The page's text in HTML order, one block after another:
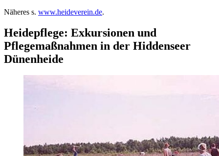
Näheres s. www.heideverein.de.
Heidepflege: Exkursionen und
Pflegemaßnahmen in der Hiddenseer
Dünenheide